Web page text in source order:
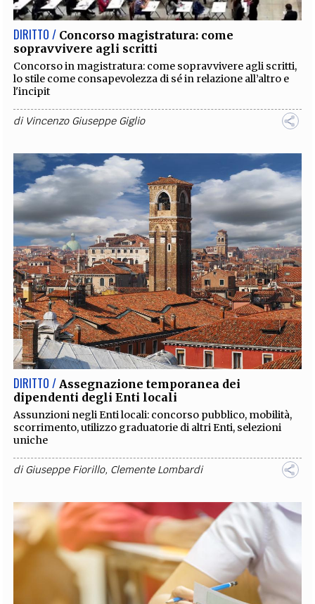
DIRITTO / Concorso magistratura: come
sopravvivere agli scritti
Concorso in magistratura: come sopravvivere agli scritti,
lo stile come consapevolezza di sé in relazione all’altro e
l'incipit
di Vincenzo Giuseppe Giglio
DIRITTO / Assegnazione temporanea dei
dipendenti degli Enti locali
Assunzioni negli Enti locali: concorso pubblico, mobilità,
scorrimento, utilizzo graduatorie di altri Enti, selezioni
uniche
diGiuseppe Fiorillo, Clemente Lombardi